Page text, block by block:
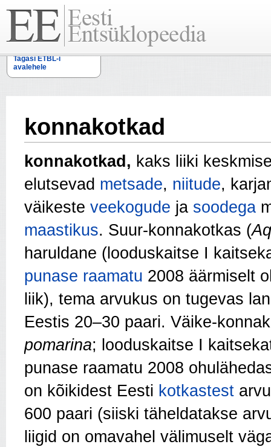
Tagasi ETBL-i
avalehele
konnakotkad
konnakotkad, kaks liiki
elutsevad metsade, niitude,
väikeste veekogude ja soodega
maastikus. Suur-konnakotkas (
haruldane (looduskaitse I
punase raamatu 2008 äärmiselt
liik), tema arvukus on tugevas
Eestis 20–30 paari. Väike-
pomarina; looduskaitse I
punase raamatu 2008
on kõikidest Eesti kotkastest
600 paari (siiski täheldatakse
liigid on omavahel välimuselt